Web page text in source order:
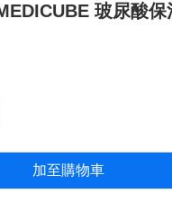
玻尿酸保
加至購物車